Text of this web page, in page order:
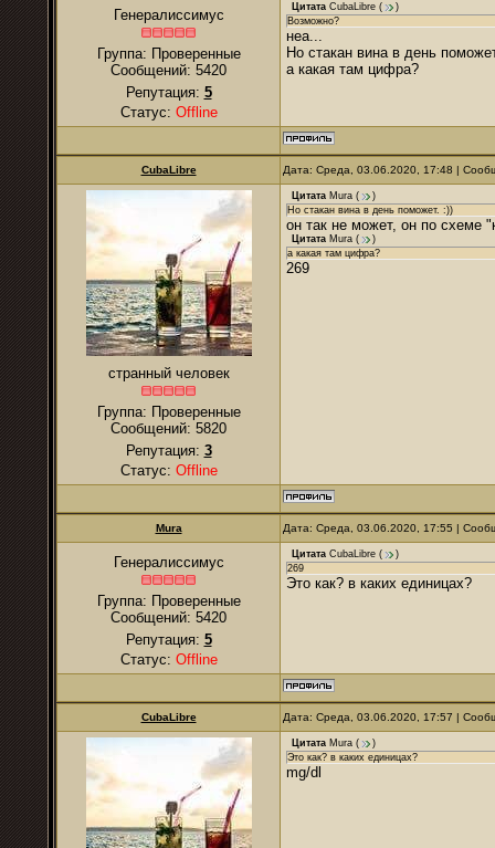
Генералиссимус
Группа: Проверенные
Сообщений: 5420
Репутация: 5
Статус: Offline
Цитата CubaLibre (
)
Возможно?
неа...
Но стакан вина в день
а какая там цифра?
CubaLibre Дата: Среда, 03.06.2020, 17:48 |
странный человек
Группа: Проверенные
Сообщений: 5820
Репутация: 3
Статус: Offline
Цитата Mura (
)
Но стакан вина в день поможет. :))
он так не может, он по схеме
Цитата Mura (
)
а какая там цифра?
269
Mura Дата: Среда, 03.06.2020, 17:55 |
Генералиссимус
Группа: Проверенные
Сообщений: 5420
Репутация: 5
Статус: Offline
Цитата CubaLibre (
)
269
Это как? в каких единицах?
CubaLibre Дата: Среда, 03.06.2020, 17:57 |
Цитата Mura (
)
Это как? в каких единицах?
mg/dl